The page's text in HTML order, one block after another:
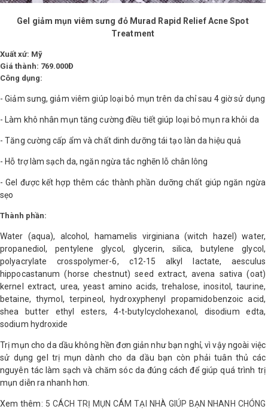
Gel giảm mụn viêm sưng đỏ Murad Rapid Relief Acne Spot
Treatment
Xuất xứ: Mỹ
Giá thành: 769.000Đ
Công dụng:
- Giảm sưng, giảm viêm giúp loại bỏ mụn trên da chỉ sau 4 giờ sử dụng
- Làm khô nhân mụn tăng cường điều tiết giúp loại bỏ mụn ra khỏi da
- Tăng cường cấp ẩm và chất dinh dưỡng tái tạo làn da hiệu quả
- Hỗ trợ làm sạch da, ngăn ngừa tắc nghẽn lỗ chân lông
- Gel được kết hợp thêm các thành phần dưỡng chất giúp ngăn ngừa
sẹo
Thành phần:
Water (aqua), alcohol, hamamelis virginiana (witch hazel) water,
propanediol, pentylene glycol, glycerin, silica, butylene glycol,
polyacrylate crosspolymer-6, c12-15 alkyl lactate, aesculus
hippocastanum (horse chestnut) seed extract, avena sativa (oat)
kernel extract, urea, yeast amino acids, trehalose, inositol, taurine,
betaine, thymol, terpineol, hydroxyphenyl propamidobenzoic acid,
shea butter ethyl esters, 4-t-butylcyclohexanol, disodium edta,
sodium hydroxide
Trị mụn cho da dầu không hền đơn giản như bạn nghỉ, vì vậy ngoài việc
sử dụng gel trị mụn dành cho da dầu bạn còn phải tuân thủ các
nguyên tác làm sạch và chăm sóc da đúng cách để giúp quá trình trị
mụn diễn ra nhanh hơn.
Xem thêm: 5 CÁCH TRỊ MỤN CÁM TẠI NHÀ GIÚP BẠN NHANH CHÓNG